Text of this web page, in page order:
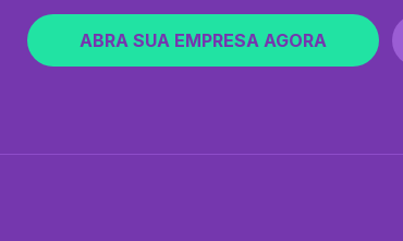
ABRA SUA EMPRESA AGORA